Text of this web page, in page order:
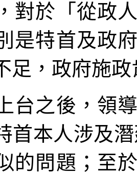
對於「從政
是特首及政
足，政府施
台之後，領
首本人涉及
的問題；至